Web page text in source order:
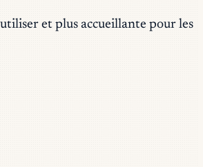
et plus accueillante pour les